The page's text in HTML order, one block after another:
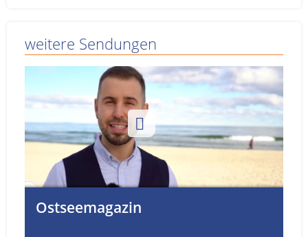
weitere Sendungen
Ostseemagazin